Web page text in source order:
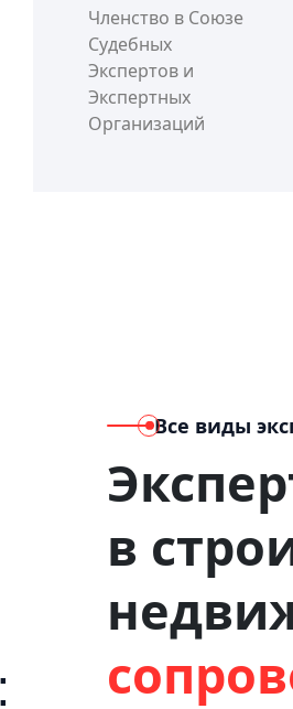
Членство в Союзе
Судебных
Экспертов и
Экспертных
Организаций
Все виды
в